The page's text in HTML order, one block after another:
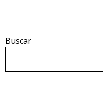
Buscar